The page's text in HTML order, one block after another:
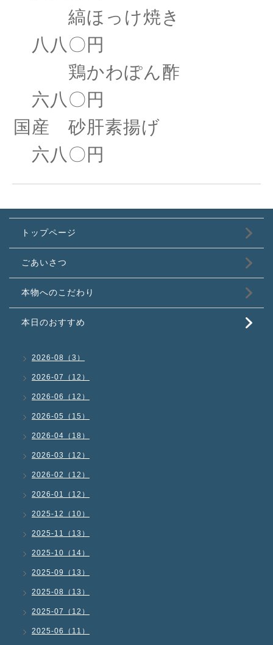
縞ほっけ焼き
八八〇円
鶏かわぽん酢
六八〇円
国産 砂肝素揚げ
六八〇円
トップページ
ごあいさつ
本物へのこだわり
本日のおすすめ
2026-08（3）
2026-07（12）
2026-06（12）
2026-05（15）
2026-04（18）
2026-03（12）
2026-02（12）
2026-01（12）
2025-12（10）
2025-11（13）
2025-10（14）
2025-09（13）
2025-08（13）
2025-07（12）
2025-06（11）